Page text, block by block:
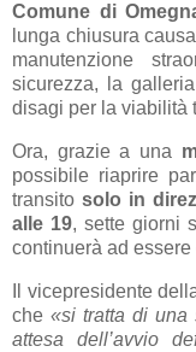
Comune di
lunga chiusura
manutenzione
sicurezza, la
disagi per la viabilità
Ora, grazie a una
possibile riaprire
transito solo in
alle 19, sette giorni
continuerà ad
Il vicepresidente
che «si tratta di una
attesa dell’avvio